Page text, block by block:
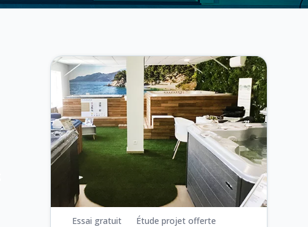
Essai gratuit Étude projet offerte